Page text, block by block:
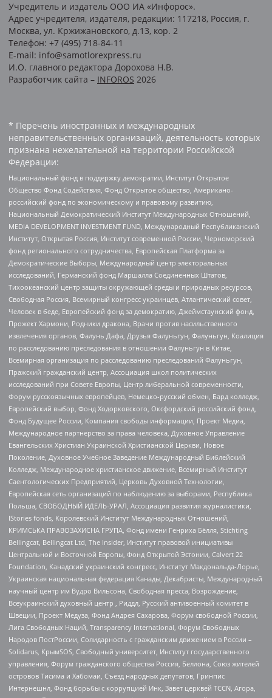
Учредитель и издатель ООО ИА «Инфорос».
Адрес учредителя, издателя, редакции: 117218, Россия, г.
Москва, ул. Кржижановского, д.13, кор. 2
Телефон: +7 (495) 718-84-11
E-mail: info@samotlorexpress.ru
И.О. главного редактора Дорохова Н.В.
Разработчик сайта – INFOROS 2026
* Перечень иностранных и международных
неправительственных организаций, деятельность которых
признана нежелательной на территории Российской
Федерации:
Национальный фонд в поддержку демократии, Институт Открытое
Общество Фонд Содействия, Фонд Открытое общество, Американо-
российский фонд по экономическому и правовому развитию,
Национальный Демократический Институт Международных Отношений,
MEDIA DEVELOPMENT INVESTMENT FUND, Международный Республиканский
Институт, Открытая Россия, Институт современной России, Черноморский
фонд регионального сотрудничества, Европейская Платформа за
Демократические Выборы, Международный центр электоральных
исследований, Германский фонд Маршалла Соединенных Штатов,
Тихоокеанский центр защиты окружающей среды и природных ресурсов,
Свободная Россия, Всемирный конгресс украинцев, Атлантический совет,
Человек в беде, Европейский фонд за демократию, Джеймстаунский фонд,
Прожект Хармони, Родники дракона, Врачи против насильственного
извлечения органов, Фалунь Дафа, Друзья Фалуньгун, Фалуньгун, Коалиция
по расследованию преследования в отношении Фалуньгун в Китае,
Всемирная организация по расследованию преследований Фалуньгун,
Пражский гражданский центр, Ассоциация школ политических
исследований при Совете Европы, Центр либеральной современности,
Форум русскоязычных европейцев, Немецко-русский обмен, Бард колледж,
Европейский выбор, Фонд Ходорковского, Оксфордский российский фонд,
Фонд Будущее России, Компания свободы информации, Проект Медиа,
Международное партнерство за права человека, Духовное Управление
Евангельских Христиан Украинской Христианской Церкви, Новое
Поколение, Духовное Учебное Заведение Международный Библейский
Колледж, Международное христианское движение, Всемирный Институт
Саентологических Предприятий, Церковь Духовной Технологии,
Европейская сеть организаций по наблюдению за выборами, Республика
Польша, СВОБОДНЫЙ ИДЕЛЬ-УРАЛ, Ассоциация развития журналистики,
IStories fonds, Королевский Институт Международных Отношений,
КРИМСЬКА ПРАВОЗАХИСНА ГРУПА, Фонд имени Генриха Бёлля, Stichting
Bellingcat, Bellingcat Ltd, The Insider, Институт правовой инициативы
Центральной и Восточной Европы, Фонд Открытой Эстонии, Calvert 22
Foundation, Канадский украинский конгресс, Институт Макдональда-Лорье,
Украинская национальная федерация Канады, Декабристы, Международный
научный центр им Вудро Вильсона, Свободная пресса, Возрождение,
Всеукраинский духовный центр , Риддл, Русский антивоенный комитет в
Швеции, Проект Медуза, Фонд Андрея Сахарова, Форум свободной России,
Лига Свободных Наций, Transparеncy International, Форум Свободных
Народов ПостРоссии, Солидарность с гражданским движением в России –
Solidarus, КрымSOS, Свободный университет, Институт государственного
управления, Форум гражданского общества Россия, Беллона, Союз жителей
островов Тисима и Хабомаи, Съезд народных депутатов, Гринпис
Интернешнл, Фонд борьбы с коррупцией Инк, Завет церквей TCCN, Агора,